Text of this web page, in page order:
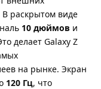
раскрытом виде
10 дюймов и
делает Galaxy Z
на рынке. Экран
120 Гц, что